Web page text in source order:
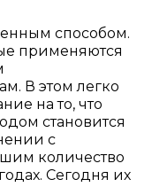
способом.
применяются
В этом легко
на то, что
становится
с
количество
Сегодня их